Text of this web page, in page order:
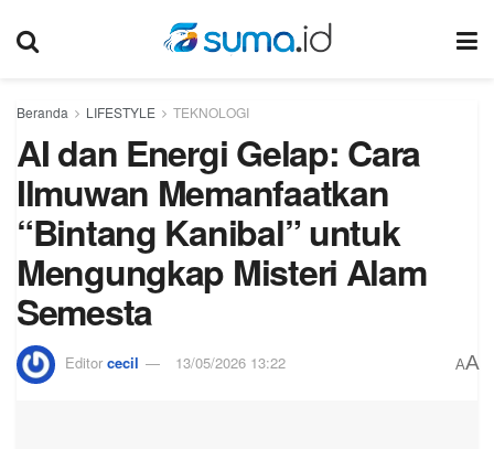
Beranda LIFESTYLE TEKNOLOGI
AI dan Energi Gelap: Cara
Ilmuwan Memanfaatkan
“Bintang Kanibal” untuk
Mengungkap Misteri Alam
Semesta
Editor cecil 13/05/2026 13:22 AA